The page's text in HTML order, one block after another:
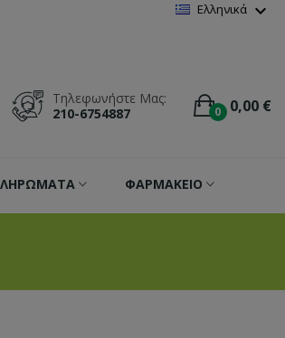
Ελληνικά expand_more
0 0,00 €
Τηλεφωνήστε Μας:
210-6754887
ΦΑΡΜΑΚΕΙΟ